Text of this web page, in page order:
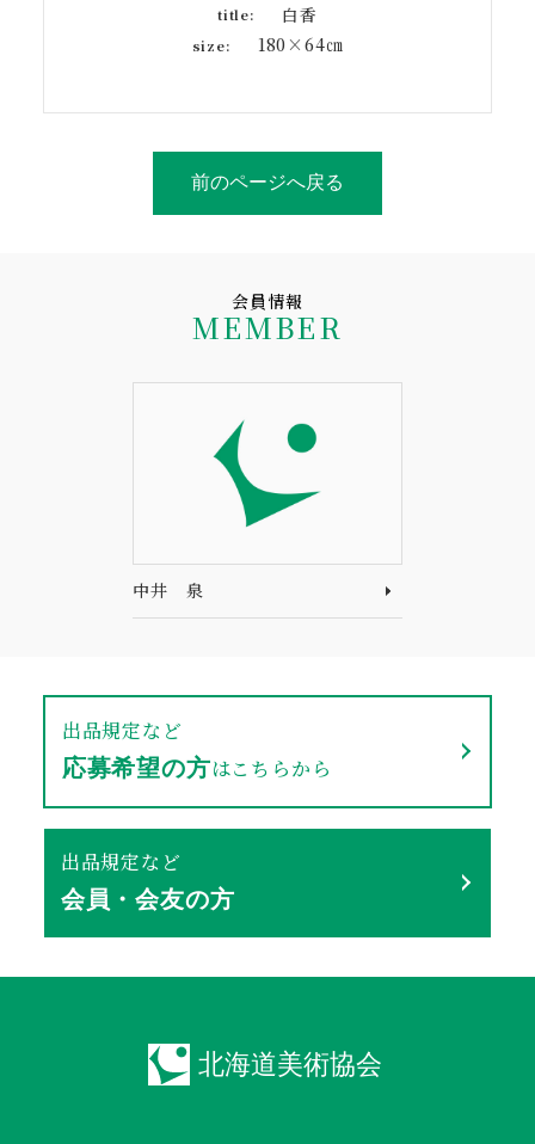
title: 白香
size: 180×64㎝
前のページへ戻る
会員情報
MEMBER
中井 泉
出品規定など
応募希望の方はこちらから
出品規定など
会員・会友の方